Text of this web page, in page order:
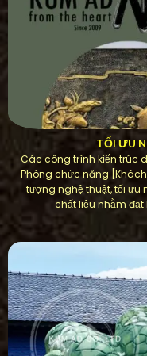
TỐI ƯU
Các công trình kiến ​​trúc
Phòng chức năng
tượng nghệ thuật, tối
chất liệu nhằm